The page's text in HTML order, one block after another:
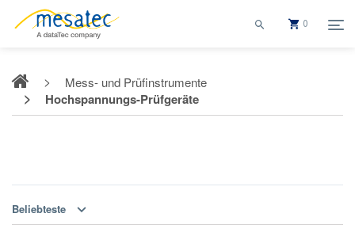
0
Mess- und Prüfinstrumente
Hochspannungs-Prüfgeräte
Beliebteste